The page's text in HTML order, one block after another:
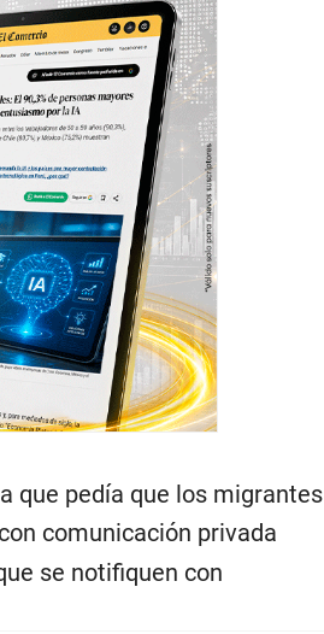
que pedía que los migrantes
comunicación privada
se notifiquen con